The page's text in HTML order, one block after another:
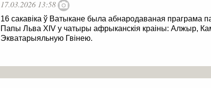
17.03.2026 13:58
16 сакавіка ў Ватыкане была абнародаваная праграма
Папы Льва XIV у чатыры афрыканскія краіны: Алжыр,
Экватарыяльную Гвінею.